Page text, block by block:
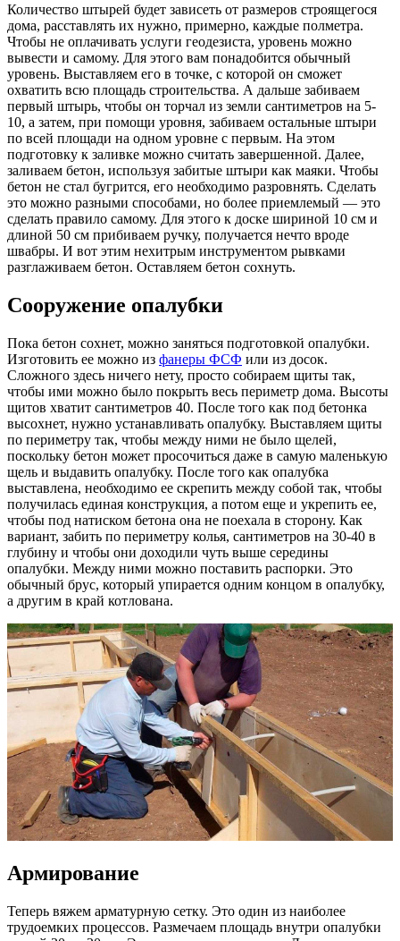
Количество штырей будет зависеть от размеров строящегося
дома, расставлять их нужно, примерно, каждые полметра.
Чтобы не оплачивать услуги геодезиста, уровень можно
вывести и самому. Для этого вам понадобится обычный
уровень. Выставляем его в точке, с которой он сможет
охватить всю площадь строительства. А дальше забиваем
первый штырь, чтобы он торчал из земли сантиметров на 5-
10, а затем, при помощи уровня, забиваем остальные штыри
по всей площади на одном уровне с первым. На этом
подготовку к заливке можно считать завершенной. Далее,
заливаем бетон, используя забитые штыри как маяки. Чтобы
бетон не стал бугрится, его необходимо разровнять. Сделать
это можно разными способами, но более приемлемый — это
сделать правило самому. Для этого к доске шириной 10 см и
длиной 50 см прибиваем ручку, получается нечто вроде
швабры. И вот этим нехитрым инструментом рывками
разглаживаем бетон. Оставляем бетон сохнуть.
Сооружение опалубки
Пока бетон сохнет, можно заняться подготовкой опалубки.
Изготовить ее можно из фанеры ФСФ или из досок.
Сложного здесь ничего нету, просто собираем щиты так,
чтобы ими можно было покрыть весь периметр дома. Высоты
щитов хватит сантиметров 40. После того как под бетонка
высохнет, нужно устанавливать опалубку. Выставляем щиты
по периметру так, чтобы между ними не было щелей,
поскольку бетон может просочиться даже в самую маленькую
щель и выдавить опалубку. После того как опалубка
выставлена, необходимо ее скрепить между собой так, чтобы
получилась единая конструкция, а потом еще и укрепить ее,
чтобы под натиском бетона она не поехала в сторону. Как
вариант, забить по периметру колья, сантиметров на 30-40 в
глубину и чтобы они доходили чуть выше середины
опалубки. Между ними можно поставить распорки. Это
обычный брус, который упирается одним концом в опалубку,
а другим в край котлована.
Армирование
Теперь вяжем арматурную сетку. Это один из наиболее
трудоемких процессов. Размечаем площадь внутри опалубки